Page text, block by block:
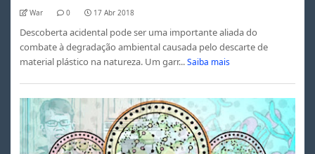
War 0 17 Abr 2018
Descoberta acidental pode ser uma importante aliada do
combate à degradação ambiental causada pelo descarte de
material plástico na natureza. Um garr... Saiba mais